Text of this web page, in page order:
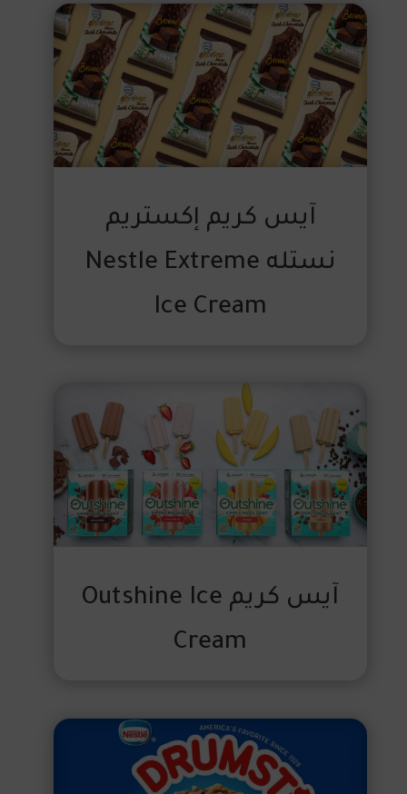
آيس كريم إكستريم
نستله Nestle Extreme
Ice Cream
آيس كريم Outshine Ice
Cream